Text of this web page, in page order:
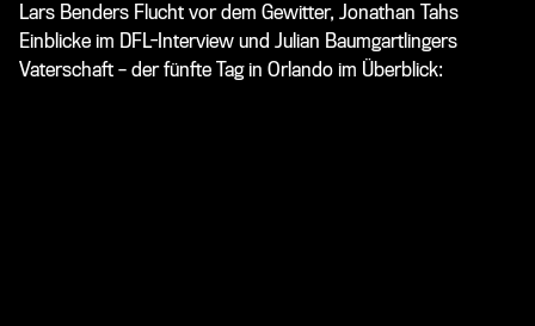
Lars Benders Flucht vor dem Gewitter, Jonathan Tahs
Einblicke im DFL-Interview und Julian Baumgartlingers
Vaterschaft – der fünfte Tag in Orlando im Überblick: